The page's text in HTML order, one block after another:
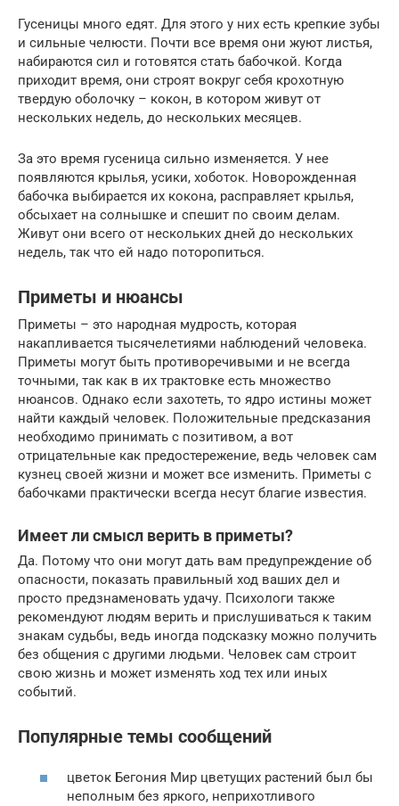
Гусеницы много едят. Для этого у них есть крепкие зубы
и сильные челюсти. Почти все время они жуют листья,
набираются сил и готовятся стать бабочкой. Когда
приходит время, они строят вокруг себя крохотную
твердую оболочку – кокон, в котором живут от
нескольких недель, до нескольких месяцев.
За это время гусеница сильно изменяется. У нее
появляются крылья, усики, хоботок. Новорожденная
бабочка выбирается их кокона, расправляет крылья,
обсыхает на солнышке и спешит по своим делам.
Живут они всего от нескольких дней до нескольких
недель, так что ей надо поторопиться.
Приметы и нюансы
Приметы – это народная мудрость, которая
накапливается тысячелетиями наблюдений человека.
Приметы могут быть противоречивыми и не всегда
точными, так как в их трактовке есть множество
нюансов. Однако если захотеть, то ядро истины может
найти каждый человек. Положительные предсказания
необходимо принимать с позитивом, а вот
отрицательные как предостережение, ведь человек сам
кузнец своей жизни и может все изменить. Приметы с
бабочками практически всегда несут благие известия.
Имеет ли смысл верить в приметы?
Да. Потому что они могут дать вам предупреждение об
опасности, показать правильный ход ваших дел и
просто предзнаменовать удачу. Психологи также
рекомендуют людям верить и прислушиваться к таким
знакам судьбы, ведь иногда подсказку можно получить
без общения с другими людьми. Человек сам строит
свою жизнь и может изменять ход тех или иных
событий.
Популярные темы сообщений
цветок Бегония Мир цветущих растений был бы
неполным без яркого, неприхотливого